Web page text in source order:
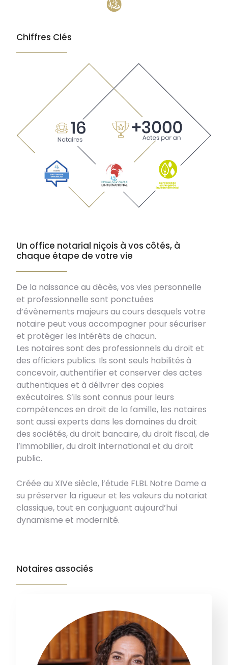
Chiffres Clés
Un office notarial niçois à vos côtés, à
chaque étape de votre vie
De la naissance au décès, vos vies personnelle
et professionnelle sont ponctuées
d’évènements majeurs au cours desquels votre
notaire peut vous accompagner pour sécuriser
et protéger les intérêts de chacun.
Les notaires sont des professionnels du droit et
des officiers publics. Ils sont seuls habilités à
concevoir, authentifier et conserver des actes
authentiques et à délivrer des copies
exécutoires. S’ils sont connus pour leurs
compétences en droit de la famille, les notaires
sont aussi experts dans les domaines du droit
des sociétés, du droit bancaire, du droit fiscal, de
l’immobilier, du droit international et du droit
public.
Créée au XIVe siècle, l’étude FLBL Notre Dame a
su préserver la rigueur et les valeurs du notariat
classique, tout en conjuguant aujourd’hui
dynamisme et modernité.
Notaires associés